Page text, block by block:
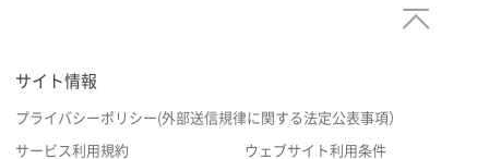
サイト情報
プライバシーポリシー(外部送信規律に関する法定公表事項）
サービス利用規約 ウェブサイト利用条件